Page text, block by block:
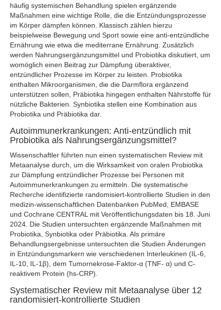
häufig systemischen Behandlung spielen ergänzende
Maßnahmen eine wichtige Rolle, die die Entzündungsprozesse
im Körper dämpfen können. Klassisch zählen hierzu
beispielweise Bewegung und Sport sowie eine anti-entzündliche
Ernährung wie etwa die mediterrane Ernährung. Zusätzlich
werden Nahrungsergänzungsmittel und Probiotika diskutiert, um
womöglich einen Beitrag zur Dämpfung überaktiver,
entzündlicher Prozesse im Körper zu leisten. Probiotika
enthalten Mikroorganismen, die die Darmflora ergänzend
unterstützen sollen, Präbiotika hingegen enthalten Nährstoffe für
nützliche Bakterien. Synbiotika stellen eine Kombination aus
Probiotika und Präbiotika dar.
Autoimmunerkrankungen: Anti-entzündlich mit
Probiotika als Nahrungsergänzungsmittel?
Wissenschaftler führten nun einen systematischen Review mit
Metaanalyse durch, um die Wirksamkeit von oralen Probiotika
zur Dämpfung entzündlicher Prozesse bei Personen mit
Autoimmunerkrankungen zu ermitteln. Die systematische
Recherche identifizierte randomisiert-kontrollierte Studien in den
medizin-wissenschaftlichen Datenbanken PubMed, EMBASE
und Cochrane CENTRAL mit Veröffentlichungsdaten bis 18. Juni
2024. Die Studien untersuchten ergänzende Maßnahmen mit
Probiotika, Synbiotika oder Präbiotika. Als primäre
Behandlungsergebnisse untersuchten die Studien Änderungen
in Entzündungsmarkern wie verschiedenen Interleukinen (IL-6,
IL-10, IL-1β), dem Tumornekrose-Faktor-α (TNF- α) und C-
reaktivem Protein (hs-CRP).
Systematischer Review mit Metaanalyse über 12
randomisiert-kontrollierte Studien